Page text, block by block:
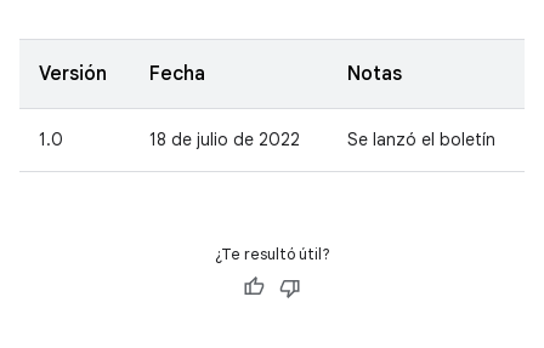
Versión Fecha Notas
1.0 18 de julio de 2022 Se lanzó el boletín
¿Te resultó útil?